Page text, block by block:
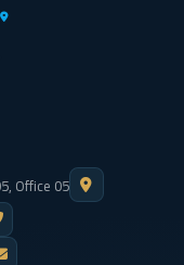
خدمات للأمن
7.
Office 05